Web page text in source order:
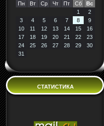
Пн
Вт Ср Чт Пт Сб
Вс
1
2
3
4 5 6 7 8
9
10
11 12 13 14 15
16
17
18 19 20 21 22
23
24
25 26 27 28 29
30
31
СТАТИСТИКА